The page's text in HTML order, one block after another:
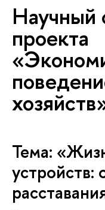
Научный
проекта
Тема:
устройств: